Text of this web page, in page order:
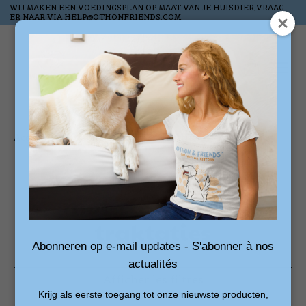
WIJ MAKEN EEN VOEDINGSPLAN OP MAAT VAN JE HUISDIER,VRAAG
ER NAAR VIA HELP@OTHONFRIENDS.COM
Liste de
Accueil / Mots-clés / Adaptil traktaties
Produits associés au
mot-clé Adaptil
Abonneren op e-mail updates - S'abonner à nos
actualités
Krijg als eerste toegang tot onze nieuwste producten,